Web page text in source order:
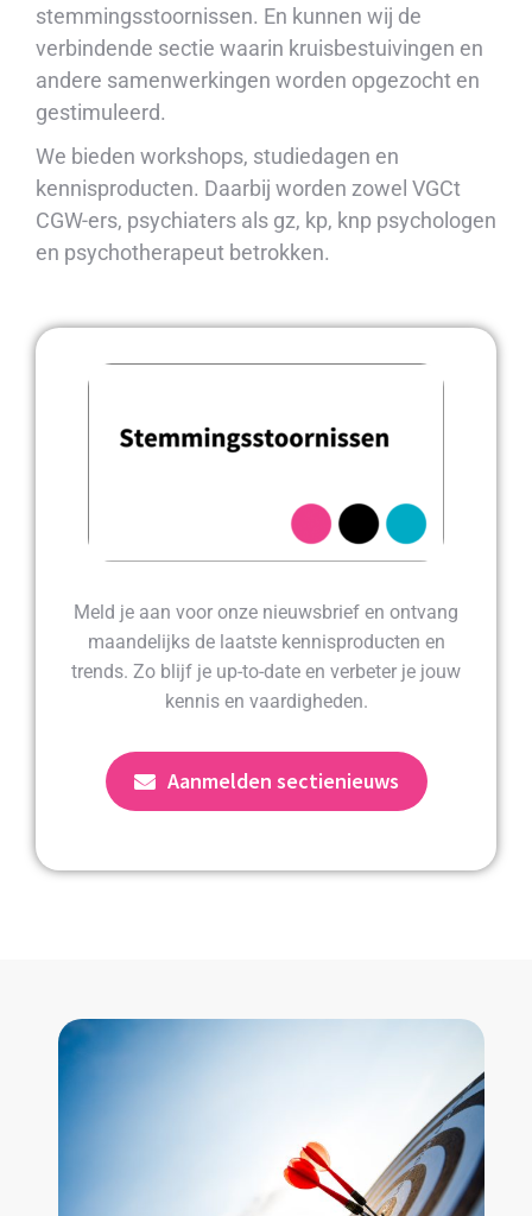
stemmingsstoornissen. En kunnen wij de
verbindende sectie waarin kruisbestuivingen en
andere samenwerkingen worden opgezocht en
gestimuleerd.
We bieden workshops, studiedagen en
kennisproducten. Daarbij worden zowel VGCt
CGW-ers, psychiaters als gz, kp, knp psychologen
en psychotherapeut betrokken.
Meld je aan voor onze nieuwsbrief en ontvang
maandelijks de laatste kennisproducten en
trends. Zo blijf je up-to-date en verbeter je jouw
kennis en vaardigheden.
Aanmelden sectienieuws